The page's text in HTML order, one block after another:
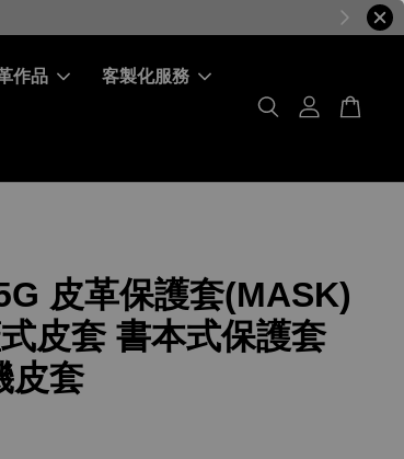
作品 客製化服務
皮革保護套(MASK)
皮套 書本式保護套
皮套